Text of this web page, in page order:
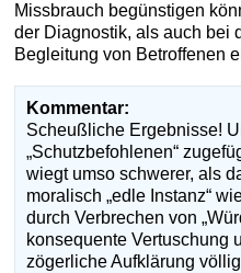
Missbrauch begünstigen
der Diagnostik, als auch bei
Begleitung von Betroffenen
Kommentar:
Scheußliche Ergebnisse!
„Schutzbefohlenen“
wiegt umso schwerer, als
moralisch „edle Instanz“
durch Verbrechen von
konsequente Vertuschung
zögerliche Aufklärung